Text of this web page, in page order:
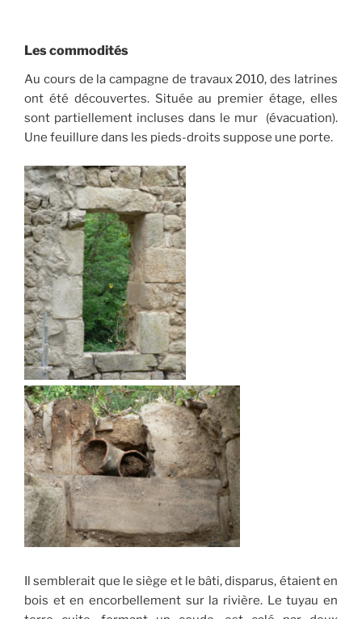
Les commodités
Au cours de la campagne de travaux 2010, des latrines
ont été découvertes. Située au premier étage, elles
sont partiellement incluses dans le mur (évacuation).
Une feuillure dans les pieds-droits suppose une porte.
Il semblerait que le siège et le bâti, disparus, étaient en
bois et en encorbellement sur la rivière. Le tuyau en